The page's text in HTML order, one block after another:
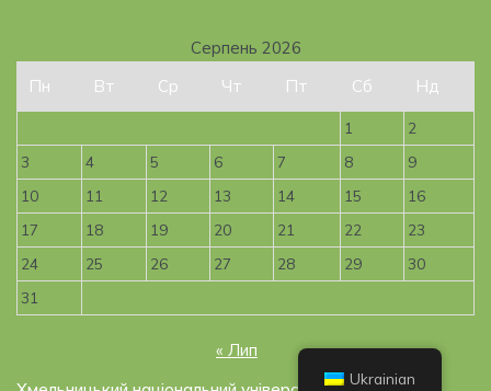
Серпень 2026
Пн
Вт Ср Чт Пт Сб Нд
1
2
3
4 5 6 7 8
9
10
11 12 13 14 15
16
17
18 19 20 21 22
23
24
25 26 27 28 29
30
31
« Лип
Ukrainian